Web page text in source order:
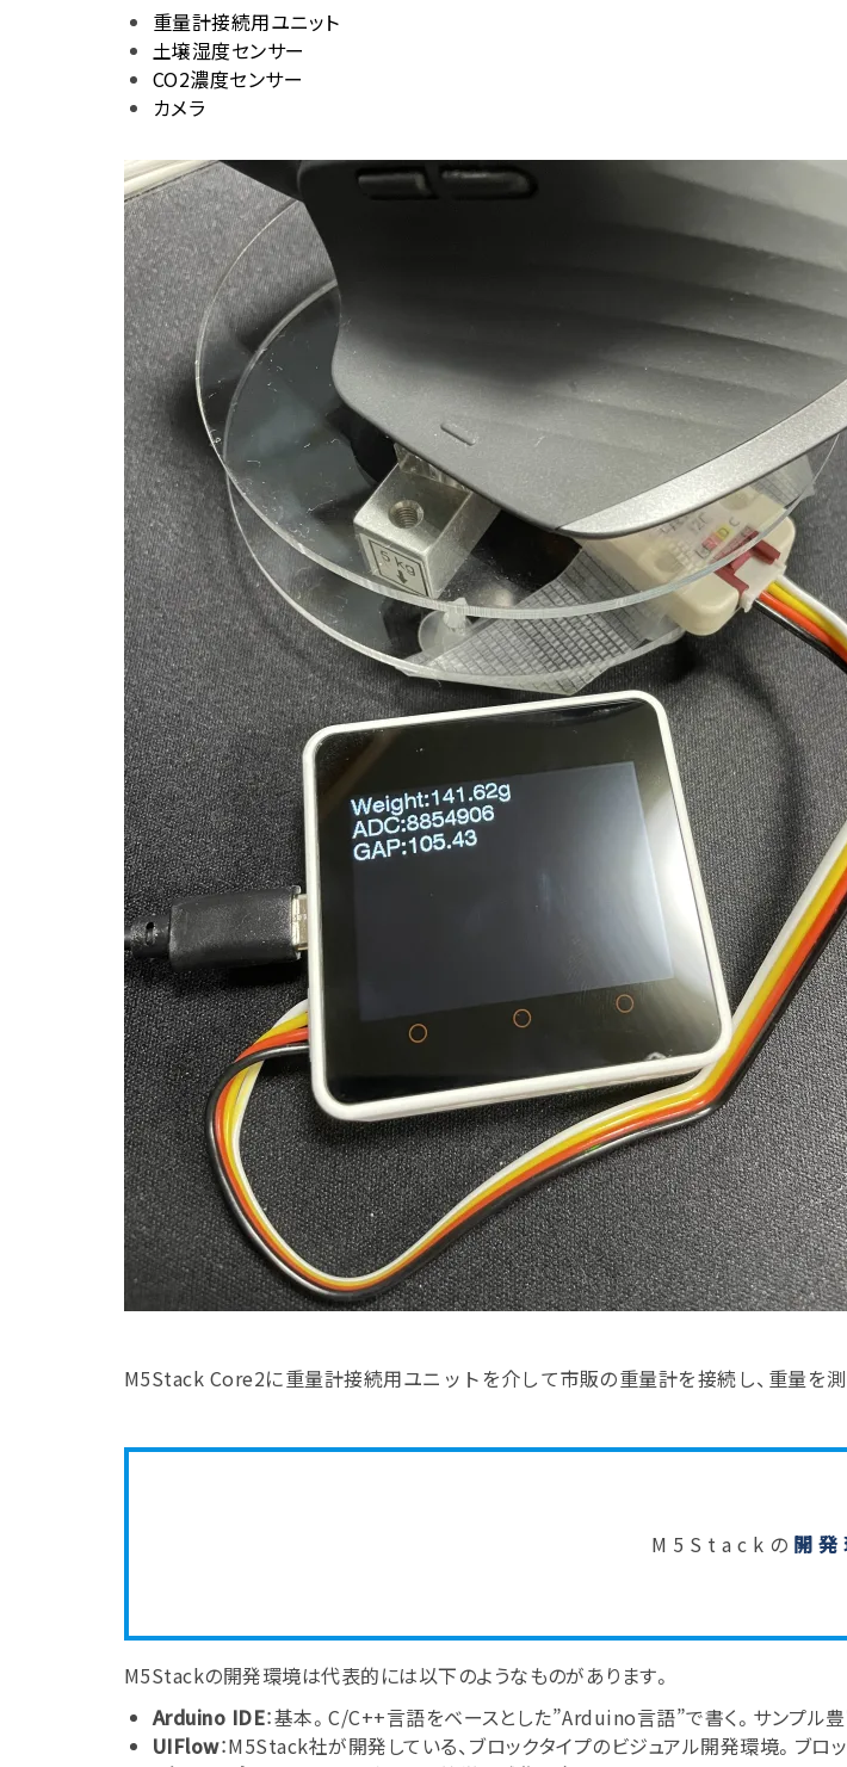
重量計接続用ユニット
土壌湿度センサー
CO2濃度センサー
カメラ
M5Stack Core2に重量計接続用ユニットを介して市販の重量計を接続し、重量を
M5Stackの 開
M5Stackの開発環境は代表的には以下のようなものがあります。
Arduino IDE：基本。C/C++言語をベースとした”Arduino言語”で書く。サンプル
UIFlow：M5Stack社が開発している、ブロックタイプのビジュアル開発環境。ブロ